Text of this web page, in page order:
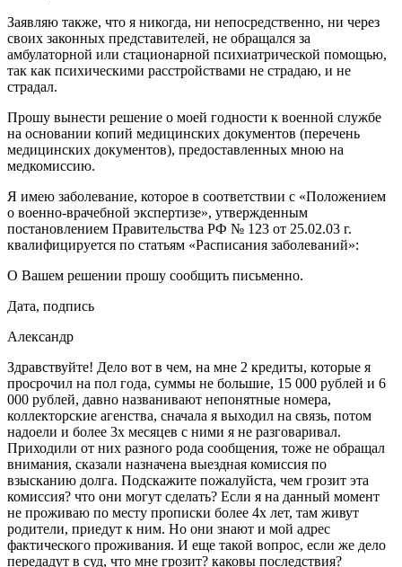
Заявляю также, что я никогда, ни непосредственно, ни через
своих законных представителей, не обращался за
амбулаторной или стационарной психиатрической помощью,
так как психическими расстройствами не страдаю, и не
страдал.
Прошу вынести решение о моей годности к военной службе
на основании копий медицинских документов (перечень
медицинских документов), предоставленных мною на
медкомиссию.
Я имею заболевание, которое в соответствии с «Положением
о военно-врачебной экспертизе», утвержденным
постановлением Правительства РФ № 123 от 25.02.03 г.
квалифицируется по статьям «Расписания заболеваний»:
О Вашем решении прошу сообщить письменно.
Дата, подпись
Александр
Здравствуйте! Дело вот в чем, на мне 2 кредиты, которые я
просрочил на пол года, суммы не большие, 15 000 рублей и 6
000 рублей, давно названивают непонятные номера,
коллекторские агенства, сначала я выходил на связь, потом
надоели и более 3х месяцев с ними я не разговаривал.
Приходили от них разного рода сообщения, тоже не обращал
внимания, сказали назначена выездная комиссия по
взысканию долга. Подскажите пожалуйста, чем грозит эта
комиссия? что они могут сделать? Если я на данный момент
не проживаю по месту прописки более 4х лет, там живут
родители, приедут к ним. Но они знают и мой адрес
фактического проживания. И еще такой вопрос, если же дело
передадут в суд, что мне грозит? каковы последствия?